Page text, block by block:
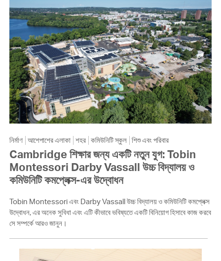
নির্মাণ আশেপাশের এলাকা শহর কমিউনিটি স্কুল শিশু এবং পরিবার
Cambridge শিক্ষার জন্য একটি নতুন যুগ: Tobin
Montessori Darby Vassall উচ্চ বিদ্যালয় ও
কমিউনিটি কমপ্লেক্স-এর উদ্বোধন
Tobin Montessori এবং Darby Vassall উচ্চ বিদ্যালয় ও কমিউনিটি কমপ্লেক্স
উদ্বোধন, এর অনেক সুবিধা এবং এটি কীভাবে ভবিষ্যতে একটি বিনিয়োগ হিসাবে কাজ করবে
সে সম্পর্কে আরও জানুন।